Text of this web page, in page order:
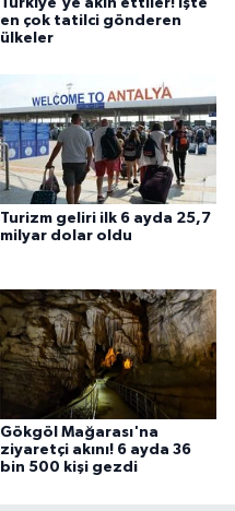
en çok tatilci gönderen
ülkeler
Turizm geliri ilk 6 ayda 25,7
milyar dolar oldu
Gökgöl Mağarası'na
ziyaretçi akını! 6 ayda 36
bin 500 kişi gezdi